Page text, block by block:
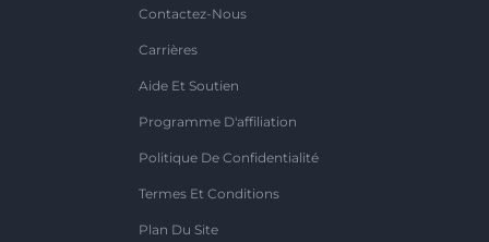
Contactez-Nous
Carrières
Aide Et Soutien
Programme D'affiliation
Politique De Confidentialité
Termes Et Conditions
Plan Du Site